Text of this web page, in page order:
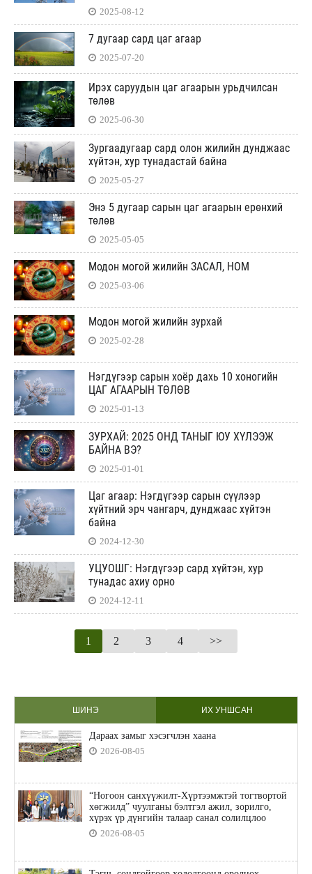
2025-08-12
7 дугаар сард цаг агаар
2025-07-20
Ирэх саруудын цаг агаарын урьдчилсан
төлөв
2025-06-30
Зургаадугаар сард олон жилийн дунджаас
хүйтэн, хур тунадастай байна
2025-05-27
Энэ 5 дугаар сарын цаг агаарын ерөнхий
төлөв
2025-05-05
Модон могой жилийн ЗАСАЛ, НОМ
2025-03-06
Модон могой жилийн зурхай
2025-02-28
Нэгдүгээр сарын хоёр дахь 10 хоногийн
ЦАГ АГААРЫН ТӨЛӨВ
2025-01-13
ЗУРХАЙ: 2025 ОНД ТАНЫГ ЮУ ХҮЛЭЭЖ
БАЙНА ВЭ?
2025-01-01
Цаг агаар: Нэгдүгээр сарын сүүлээр
хүйтний эрч чангарч, дунджаас хүйтэн
байна
2024-12-30
УЦУОШГ: Нэгдүгээр сард хүйтэн, хур
тунадас ахиу орно
2024-12-11
1 2 3 4 >>
ШИНЭ ИХ УНШСАН
Дараах замыг хэсэгчлэн хаана
2026-08-05
“Ногоон санхүүжилт-Хүртээмжтэй тогтвортой
хөгжилд” чуулганы бэлтгэл ажил, зорилго,
хүрэх үр дүнгийн талаар санал солилцлоо
2026-08-05